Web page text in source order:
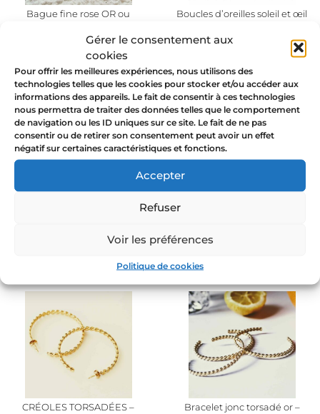
Gérer le consentement aux
cookies
Pour offrir les meilleures expériences, nous utilisons des
technologies telles que les cookies pour stocker et/ou accéder aux
informations des appareils. Le fait de consentir à ces technologies
nous permettra de traiter des données telles que le comportement
de navigation ou les ID uniques sur ce site. Le fait de ne pas
consentir ou de retirer son consentement peut avoir un effet
négatif sur certaines caractéristiques et fonctions.
Accepter
Refuser
Voir les préférences
Politique de cookies
Bague fine rose OR ou
64,00€
Boucles d’oreilles soleil et œil
Créoles torsadées Magic en or
Promo
!
40,00€
VENEZIA – Bague bohème or /
Promo
CRÉOLES TORSADÉES –
Bracelet jonc torsadé or –